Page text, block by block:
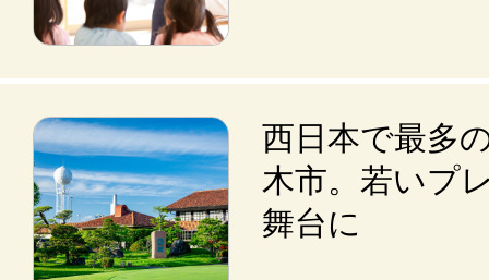
西日本で最多
木市。若いプ
舞台に